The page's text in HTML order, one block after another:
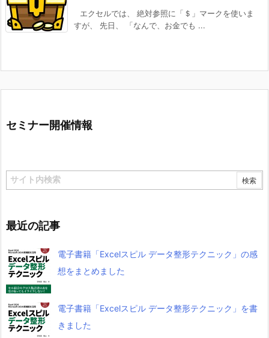
エクセルでは、 絶対参照に「＄」マークを使いま
すが、 先日、 「なんで、お金でも ...
セミナー開催情報
最近の記事
電子書籍「Excelスピル データ整形テクニック」の感
想をまとめました
電子書籍「Excelスピル データ整形テクニック」を書
きました